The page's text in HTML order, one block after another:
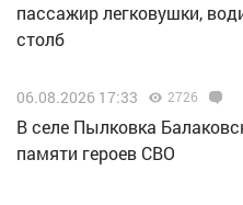
пассажир легковушки,
столб
06.08.2026 17:33 2726
В селе Пылковка
памяти героев СВО